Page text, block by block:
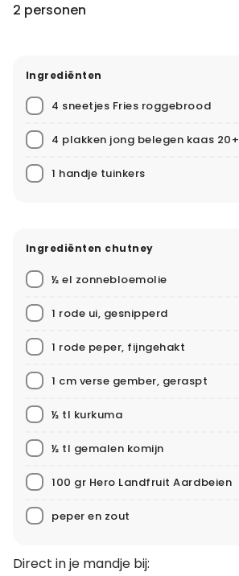
2 personen
Ingrediënten
4 sneetjes Fries roggebrood
4 plakken jong belegen kaas 20+
1 handje tuinkers
Ingrediënten chutney
½ el zonnebloemolie
1 rode ui, gesnipperd
1 rode peper, fijngehakt
1 cm verse gember, geraspt
½ tl kurkuma
½ tl gemalen komijn
100 gr Hero Landfruit Aardbeien
peper en zout
Direct in je mandje bij: